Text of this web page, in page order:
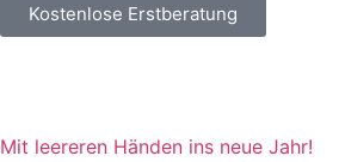
Kostenlose Erstberatung
Mit leereren Händen ins neue Jahr!